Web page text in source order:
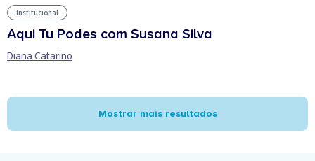
Institucional
Aqui Tu Podes com Susana Silva
Diana Catarino
Mostrar mais resultados